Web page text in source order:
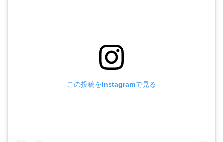
この投稿をInstagramで見る